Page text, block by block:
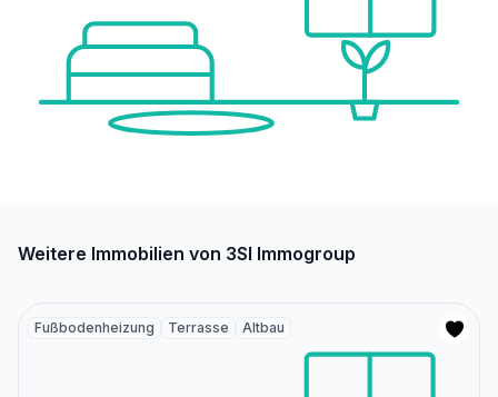
Weitere Immobilien von 3SI Immogroup
Fußbodenheizung Terrasse Altbau